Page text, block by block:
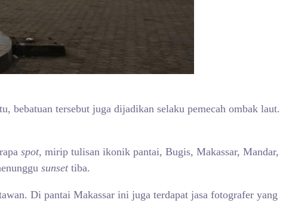
bebatuan tersebut juga dijadikan selaku pemecah ombak laut.
spot, mirip tulisan ikonik pantai, Bugis, Makassar, Mandar,
sunset tiba.
Di pantai Makassar ini juga terdapat jasa fotografer yang